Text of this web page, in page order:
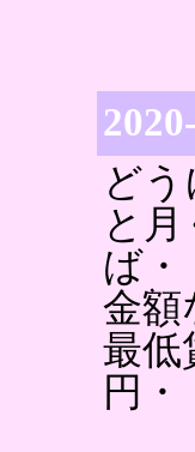
ど
と
ば・
金額
最低
円